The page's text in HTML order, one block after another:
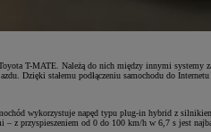
T-MATE. Należą do nich między innymi
Dzięki stałemu podłączeniu samochodu do
wykorzystuje napęd typu plug-in hybrid z
z przyspieszeniem od 0 do 100 km/h w 6,7 s jest